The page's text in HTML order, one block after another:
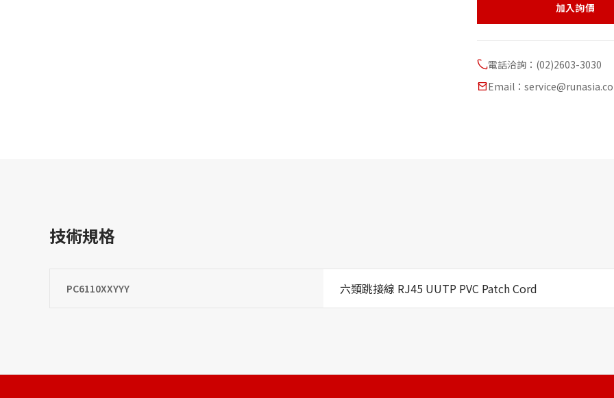
加入詢價
電話洽詢：(02)2603-3030
Email：
技術規格
PC6110XXYYY 六類跳接線 RJ45 UUTP PVC Patch Cord